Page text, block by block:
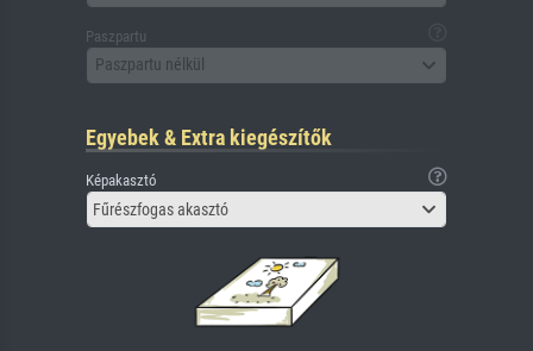
Paszpartu
Paszpartu nélkül
Egyebek & Extra kiegészítők
Képakasztó
Fűrészfogas akasztó